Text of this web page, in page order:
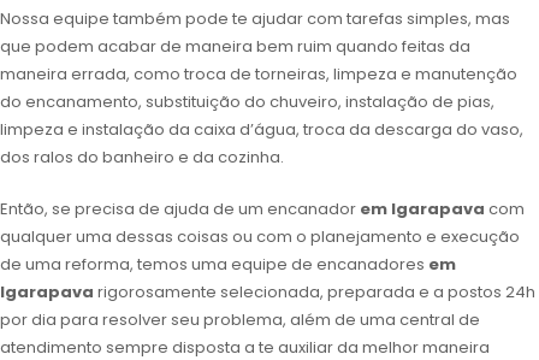
Nossa equipe também pode te ajudar com tarefas simples, mas
que podem acabar de maneira bem ruim quando feitas da
maneira errada, como troca de torneiras, limpeza e manutenção
do encanamento, substituição do chuveiro, instalação de pias,
limpeza e instalação da caixa d’água, troca da descarga do vaso,
dos ralos do banheiro e da cozinha.
Então, se precisa de ajuda de um encanador em Igarapava com
qualquer uma dessas coisas ou com o planejamento e execução
de uma reforma, temos uma equipe de encanadores em
Igarapava rigorosamente selecionada, preparada e a postos 24h
por dia para resolver seu problema, além de uma central de
atendimento sempre disposta a te auxiliar da melhor maneira